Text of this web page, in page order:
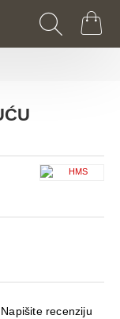
Napišite recenziju